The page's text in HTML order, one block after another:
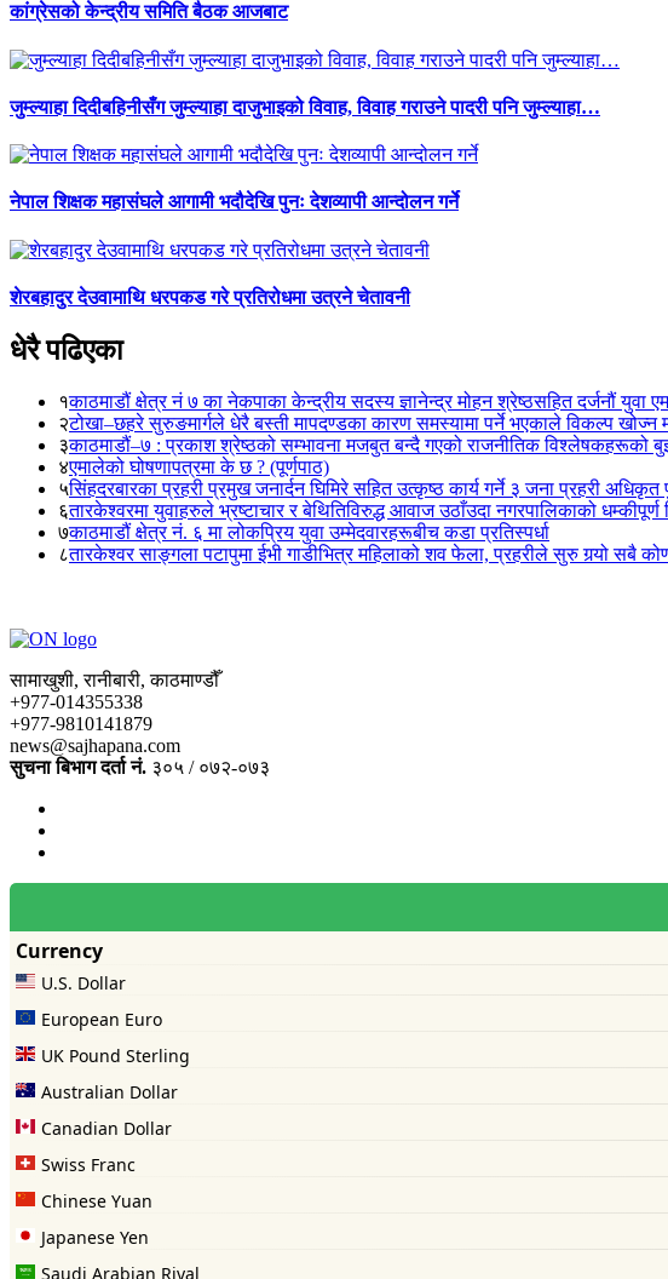
कांग्रेसको केन्द्रीय समिति बैठक आजबाट
जुम्ल्याहा दिदीबहिनीसँग जुम्ल्याहा दाजुभाइको विवाह, विवाह गराउने पादरी पनि जुम्ल्याहा…
नेपाल शिक्षक महासंघले आगामी भदौदेखि पुनः देशव्यापी आन्दोलन गर्ने
शेरबहादुर देउवामाथि धरपकड गरे प्रतिरोधमा उत्रने चेतावनी
धेरै पढिएका
१काठमाडौं क्षेत्र नं ७ का नेकपाका केन्द्रीय सदस्य ज्ञानेन्द्र मोहन श्रेष्ठसहित दर्जनौं युवा
२टोखा–छहरे सुरुङमार्गले धेरै बस्ती मापदण्डका कारण समस्यामा पर्ने भएकाले विकल्प खोज्न
३काठमाडौं–७ : प्रकाश श्रेष्ठको सम्भावना मजबुत बन्दै गएको राजनीतिक विश्लेषकहरूको
४एमालेको घोषणापत्रमा के छ ? (पूर्णपाठ)
५सिंहदरबारका प्रहरी प्रमुख जनार्दन घिमिरे सहित उत्कृष्ठ कार्य गर्ने ३ जना प्रहरी
६तारकेश्वरमा युवाहरुले भ्रष्टाचार र बेथितिविरुद्ध आवाज उठाँउदा नगरपालिकाको धम्कीपूर्ण
७काठमाडौं क्षेत्र नं. ६ मा लोकप्रिय युवा उम्मेदवारहरूबीच कडा प्रतिस्पर्धा
८तारकेश्वर साङ्गला पटापुमा ईभी गाडीभित्र महिलाको शव फेला, प्रहरीले सुरु गर्‍यो सबै
सामाखुशी, रानीबारी, काठमाण्डौँ
+977-014355338
+977-9810141879
news@sajhapana.com
सुचना बिभाग दर्ता नं. ३०५ / ०७२-०७३